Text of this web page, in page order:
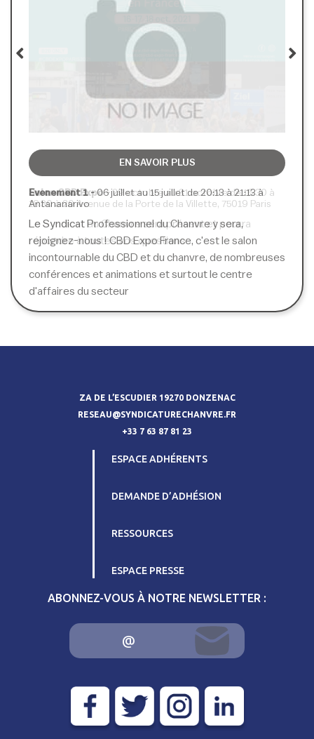
Salon CBD Expo -29 octobre au 31 octobre de 16:30 à
18:30 à 20 Avenue de la Porte de la Villette, 75019 Paris
Le Syndicat du Chanvre sera présent et pourra
répondre à toutes vos questions
EN SAVOIR PLUS
Evenement 1 -06 juillet au 15 juillet de 20:13 à 21:13 à
Antananarivo
Le Syndicat Professionnel du Chanvre y sera,
rejoignez-nous ! CBD Expo France, c'est le salon
incontournable du CBD et du chanvre, de nombreuses
conférences et animations et surtout le centre
d'affaires du secteur
EN SAVOIR PLUS
Chanvre forever -12 octobre au 15 octobre de 12:26 à
15:26 à Madagascar
Ouverture d'un colis de chanvre pur à l'aeroport de
antananarivo
EN SAVOIR PLUS
ZA DE L’ESCUDIER 19270 DONZENAC
RESEAU@SYNDICATURECHANVRE.FR
+33 7 63 87 81 23
ESPACE ADHÉRENTS
DEMANDE D’ADHÉSION
RESSOURCES
ESPACE PRESSE
ABONNEZ-VOUS À NOTRE NEWSLETTER :